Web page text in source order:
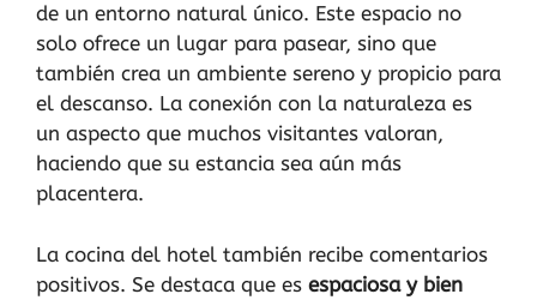
de un entorno natural único. Este espacio no
solo ofrece un lugar para pasear, sino que
también crea un ambiente sereno y propicio para
el descanso. La conexión con la naturaleza es
un aspecto que muchos visitantes valoran,
haciendo que su estancia sea aún más
placentera.
La cocina del hotel también recibe comentarios
positivos. Se destaca que es espaciosa y bien